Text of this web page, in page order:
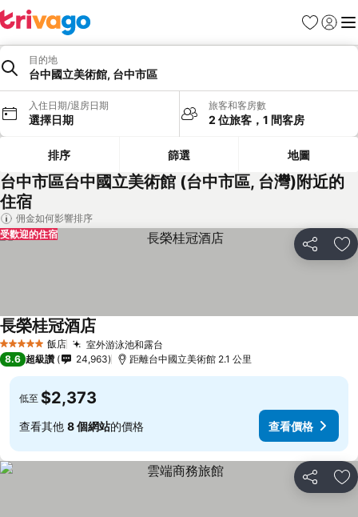
我的最愛
登入 選
目的地
台中國立美術館, 台中市區
入住日期/退房日期
選擇日期
旅客和客房數
2 位旅客，1 間客房
排序 篩選 地圖
台中市區台中國立美術館 (台中市區, 台灣)附近的
住宿
佣金如何影響排序
分享 加
受歡迎的住宿
5 星級 飯店 室外游泳池和露台
長榮桂冠酒店
8.6 超級讚 24,963 距離台中國立美術館 2.1 公里
低至 $2,373
查看其他 8 個網站的價格 查看價格
分享 加